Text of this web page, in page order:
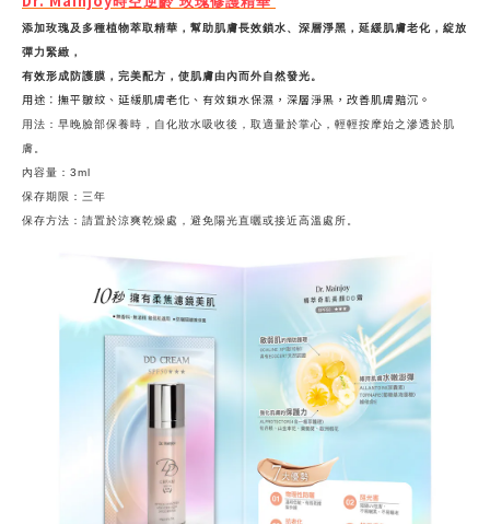
添加玫瑰及多種植物萃取精華，幫助肌膚長效鎖水、深層淨黑，延緩肌膚老化，綻放
彈力緊緻，
有效形成防護膜，完美配方，使肌膚由內而外自然發光。
用途：撫平皺紋、延緩肌膚老化、有效鎖水保濕，深層淨黑，改善肌膚黯沉。
用法：早晚臉部保養時，自化妝水吸收後，取適量於掌心，輕輕按摩始之滲透於肌
膚。
內容量：3ml
保存期限：三年
保存方法：請置於涼爽乾燥處，避免陽光直曬或接近高溫處所。